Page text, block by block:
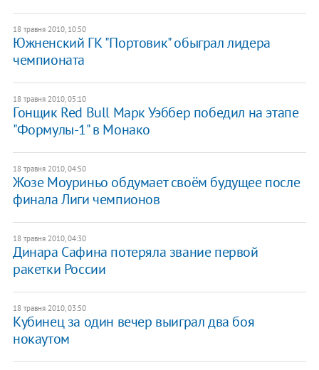
18 травня 2010, 10:50
Южненский ГК "Портовик" обыграл лидера
чемпионата
18 травня 2010, 05:10
Гонщик Red Bull Марк Уэббер победил на этапе
"Формулы-1" в Монако
18 травня 2010, 04:50
Жозе Моуриньо обдумает своём будущее после
финала Лиги чемпионов
18 травня 2010, 04:30
Динара Сафина потеряла звание первой
ракетки России
18 травня 2010, 03:50
Кубинец за один вечер выиграл два боя
нокаутом